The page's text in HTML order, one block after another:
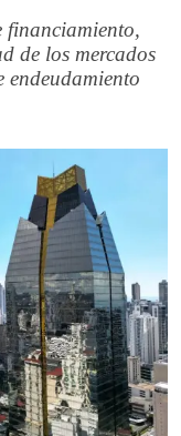
financiamiento,
de los mercados
endeudamiento